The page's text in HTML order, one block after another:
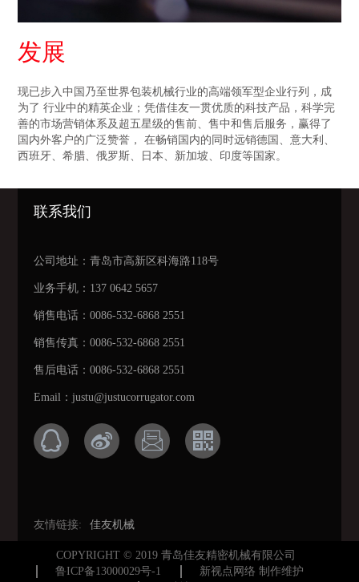
发展
现已步入中国乃至世界包装机械行业的高端领军型企业行列，成
为了 行业中的精英企业；凭借佳友一贯优质的科技产品，科学完
善的市场营销体系及超五星级的售前、售中和售后服务，赢得了
国内外客户的广泛赞誉， 在畅销国内的同时远销德国、意大利、
西班牙、希腊、俄罗斯、日本、新加坡、印度等国家。
联系我们
公司地址：青岛市高新区科海路118号
业务手机：137 0642 5657
销售电话：0086-532-6868 2551
销售传真：0086-532-6868 2551
售后电话：0086-532-6868 2551
Email：justu@justucorrugator.com
友情链接: 佳友机械
COPYRIGHT © 2019 青岛佳友精密机械有限公司
鲁ICP备13000029号-1
新视点网络 制作维护